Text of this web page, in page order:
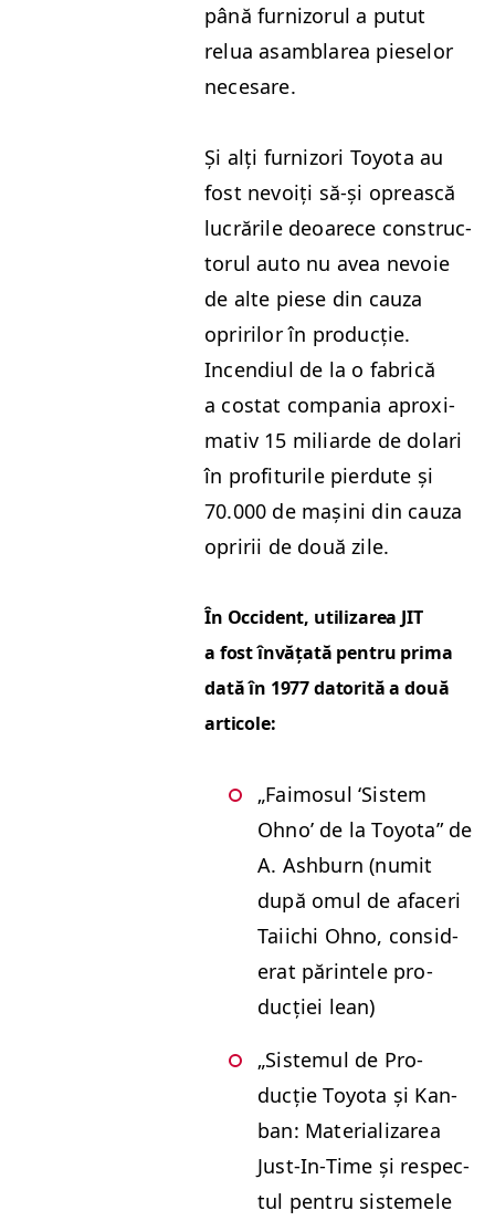
până furni­zorul a putut
relua asam­blarea pieselor
necesare.
Și alți furni­zori Toy­ota au
fost nevoiți să-și oprească
lucrările deoarece con­struc­
torul auto nu avea nevoie
de alte piese din cauza
oprir­ilor în pro­ducție.
Incendi­ul de la o fab­rică
a costat com­pa­nia aprox­i­
ma­tiv 15 mil­iarde de dolari
în prof­i­turile pier­dute și
70.000 de mași­ni din cauza
opririi de două zile.
În Occi­dent, uti­lizarea JIT
a fost învățată pen­tru pri­ma
dată în 1977 datorită a două
articole:
„Faimo­sul‘Sis­tem
Ohno’ de la Toy­ota” de
A. Ash­burn (numit
după omul de afac­eri
Tai­ichi Ohno, con­sid­
er­at părin­tele pro­
ducției lean)
„Sis­temul de Pro­
ducție Toy­ota și Kan­
ban: Mate­ri­alizarea
Just-In-Time și respec­
tul pen­tru sis­temele